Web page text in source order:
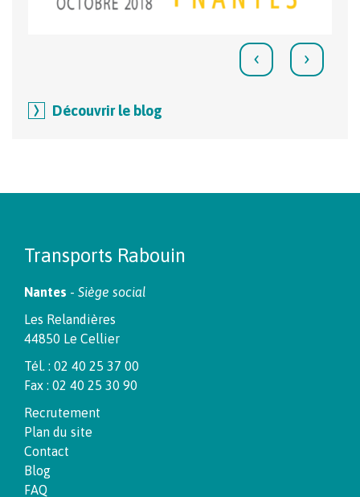
‹ ›
Découvrir le blog
Transports Rabouin
Nantes - Siège social
Les Relandières
44850 Le Cellier
Tél. : 02 40 25 37 00
Fax : 02 40 25 30 90
Recrutement
Plan du site
Contact
Blog
FAQ